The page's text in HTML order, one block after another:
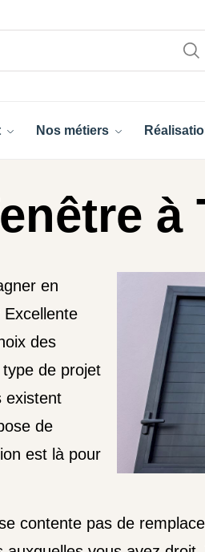
Nos métiers
à
en
des
de projet
existent
de
est là pour
contente pas de